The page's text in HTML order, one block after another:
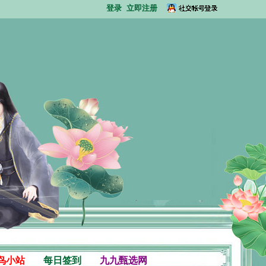
登录 立即注册
小站 每日签到 九九甄选网